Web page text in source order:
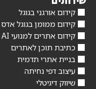
קידום אורגני בגוגל
קידום ממומן בגוגל אדס
קידום אתרים למנועי AI
כתיבת תוכן לאתרים
בניית אתרי תדמית
עיצוב דפי נחיתה
שיווק דיגיטלי